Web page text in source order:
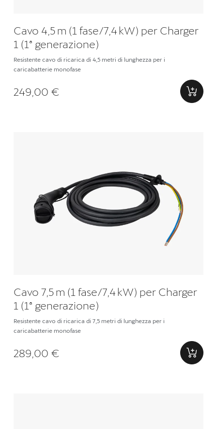
Cavo 4,5 m (1 fase/7,4 kW) per Charger
1 (1ª generazione)
Resistente cavo di ricarica di 4,5 metri di lunghezza per i
caricabatterie monofase
249,00 €
Cavo 7,5 m (1 fase/7,4 kW) per Charger
1 (1ª generazione)
Resistente cavo di ricarica di 7,5 metri di lunghezza per i
caricabatterie monofase
289,00 €